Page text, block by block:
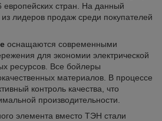
европейских стран. На данный
лидеров продаж среди покупателей
оснащаются современными
для экономии электрической
ресурсов. Все бойлеры
материалов. В процессе
контроль качества, что
производительности.
элемента вместо ТЭН стали